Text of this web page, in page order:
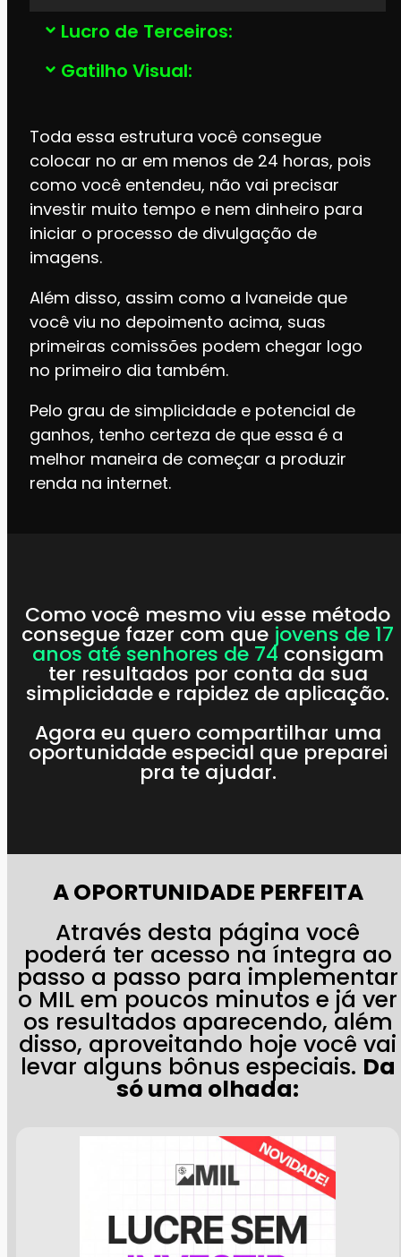
Lucro de Terceiros:
Gatilho Visual:
Toda essa estrutura você consegue
colocar no ar em menos de 24 horas, pois
como você entendeu, não vai precisar
investir muito tempo e nem dinheiro para
iniciar o processo de divulgação de
imagens.
Além disso, assim como a Ivaneide que
você viu no depoimento acima, suas
primeiras comissões podem chegar logo
no primeiro dia também.
Pelo grau de simplicidade e potencial de
ganhos, tenho certeza de que essa é a
melhor maneira de começar a produzir
renda na internet.
Como você mesmo viu esse método
consegue fazer com que jovens de 17
anos até senhores de 74consigam
ter resultados por conta da sua
simplicidade e rapidez de aplicação.
Agora eu quero compartilhar uma
oportunidade especial que preparei
pra te ajudar.
A OPORTUNIDADE PERFEITA
Através desta página você
poderá ter acesso na íntegra ao
passo a passo para implementar
o MIL em poucos minutos e já ver
os resultados aparecendo, além
disso, aproveitando hoje você vai
levar alguns bônus especiais. Da
só uma olhada: